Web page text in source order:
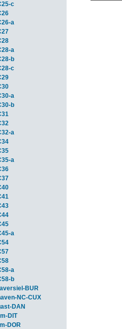
c
a
a
b
c
a
b
a
a
a
a
b
BUR
NC-CUX
DAN
DIT
DOR